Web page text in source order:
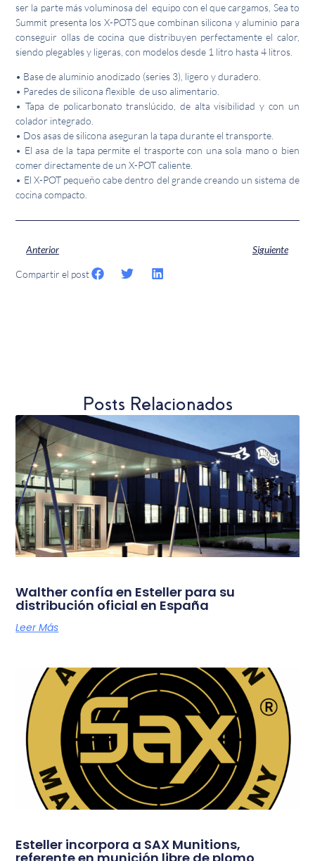
ser la parte más voluminosa del equipo con el que cargamos, Sea to
Summit presenta los X-POTS que combinan silicona y aluminio para
conseguir ollas de cocina que distribuyen perfectamente el calor,
siendo plegables y ligeras, con modelos desde 1 litro hasta 4 litros.
• Base de aluminio anodizado (series 3), ligero y duradero.
• Paredes de silicona flexible de uso alimentario.
• Tapa de policarbonato translúcido, de alta visibilidad y con un
colador integrado.
• Dos asas de silicona aseguran la tapa durante el transporte.
• El asa de la tapa permite el trasporte con una sola mano o bien
comer directamente de un X-POT caliente.
• El X-POT pequeño cabe dentro del grande creando un sistema de
cocina compacto.
Anterior Siguiente
Compartir el post
Posts Relacionados
Walther confía en Esteller para su
distribución oficial en España
Leer Más
Esteller incorpora a SAX Munitions,